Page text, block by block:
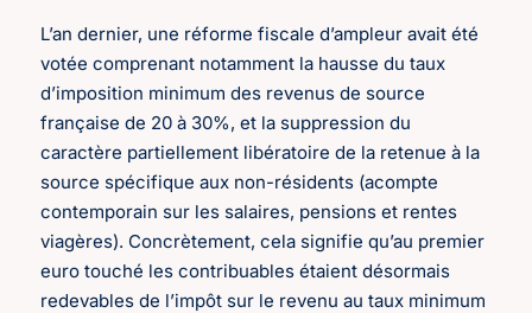
L’an dernier, une réforme fiscale d’ampleur avait été
votée comprenant notamment la hausse du taux
d’imposition minimum des revenus de source
française de 20 à 30%, et la suppression du
caractère partiellement libératoire de la retenue à la
source spécifique aux non-résidents (acompte
contemporain sur les salaires, pensions et rentes
viagères). Concrètement, cela signifie qu’au premier
euro touché les contribuables étaient désormais
redevables de l’impôt sur le revenu au taux minimum